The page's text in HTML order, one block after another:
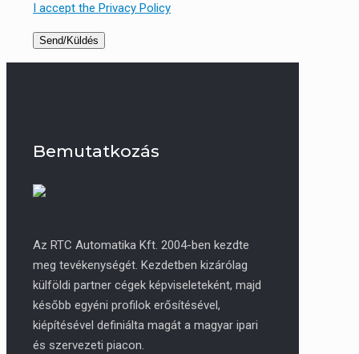
I accept the Privacy Policy
Bemutatkozás
Az RTC Automatika Kft. 2004-ben kezdte
meg tevékenységét. Kezdetben kizárólag
külföldi partner cégek képviseleteként, majd
később egyéni profilok erősítésével,
kiépítésével definiálta magát a magyar ipari
és szervezeti piacon.